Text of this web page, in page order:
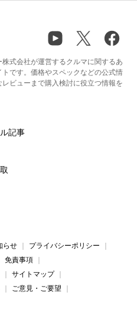
式会社が運営するクルマに関するあ
です。価格やスペックなどの公式情
ビューまで購入検討に役立つ情報を
記事
らせ
プライバシーポリシー
免責事項
サイトマップ
ご意見・ご要望